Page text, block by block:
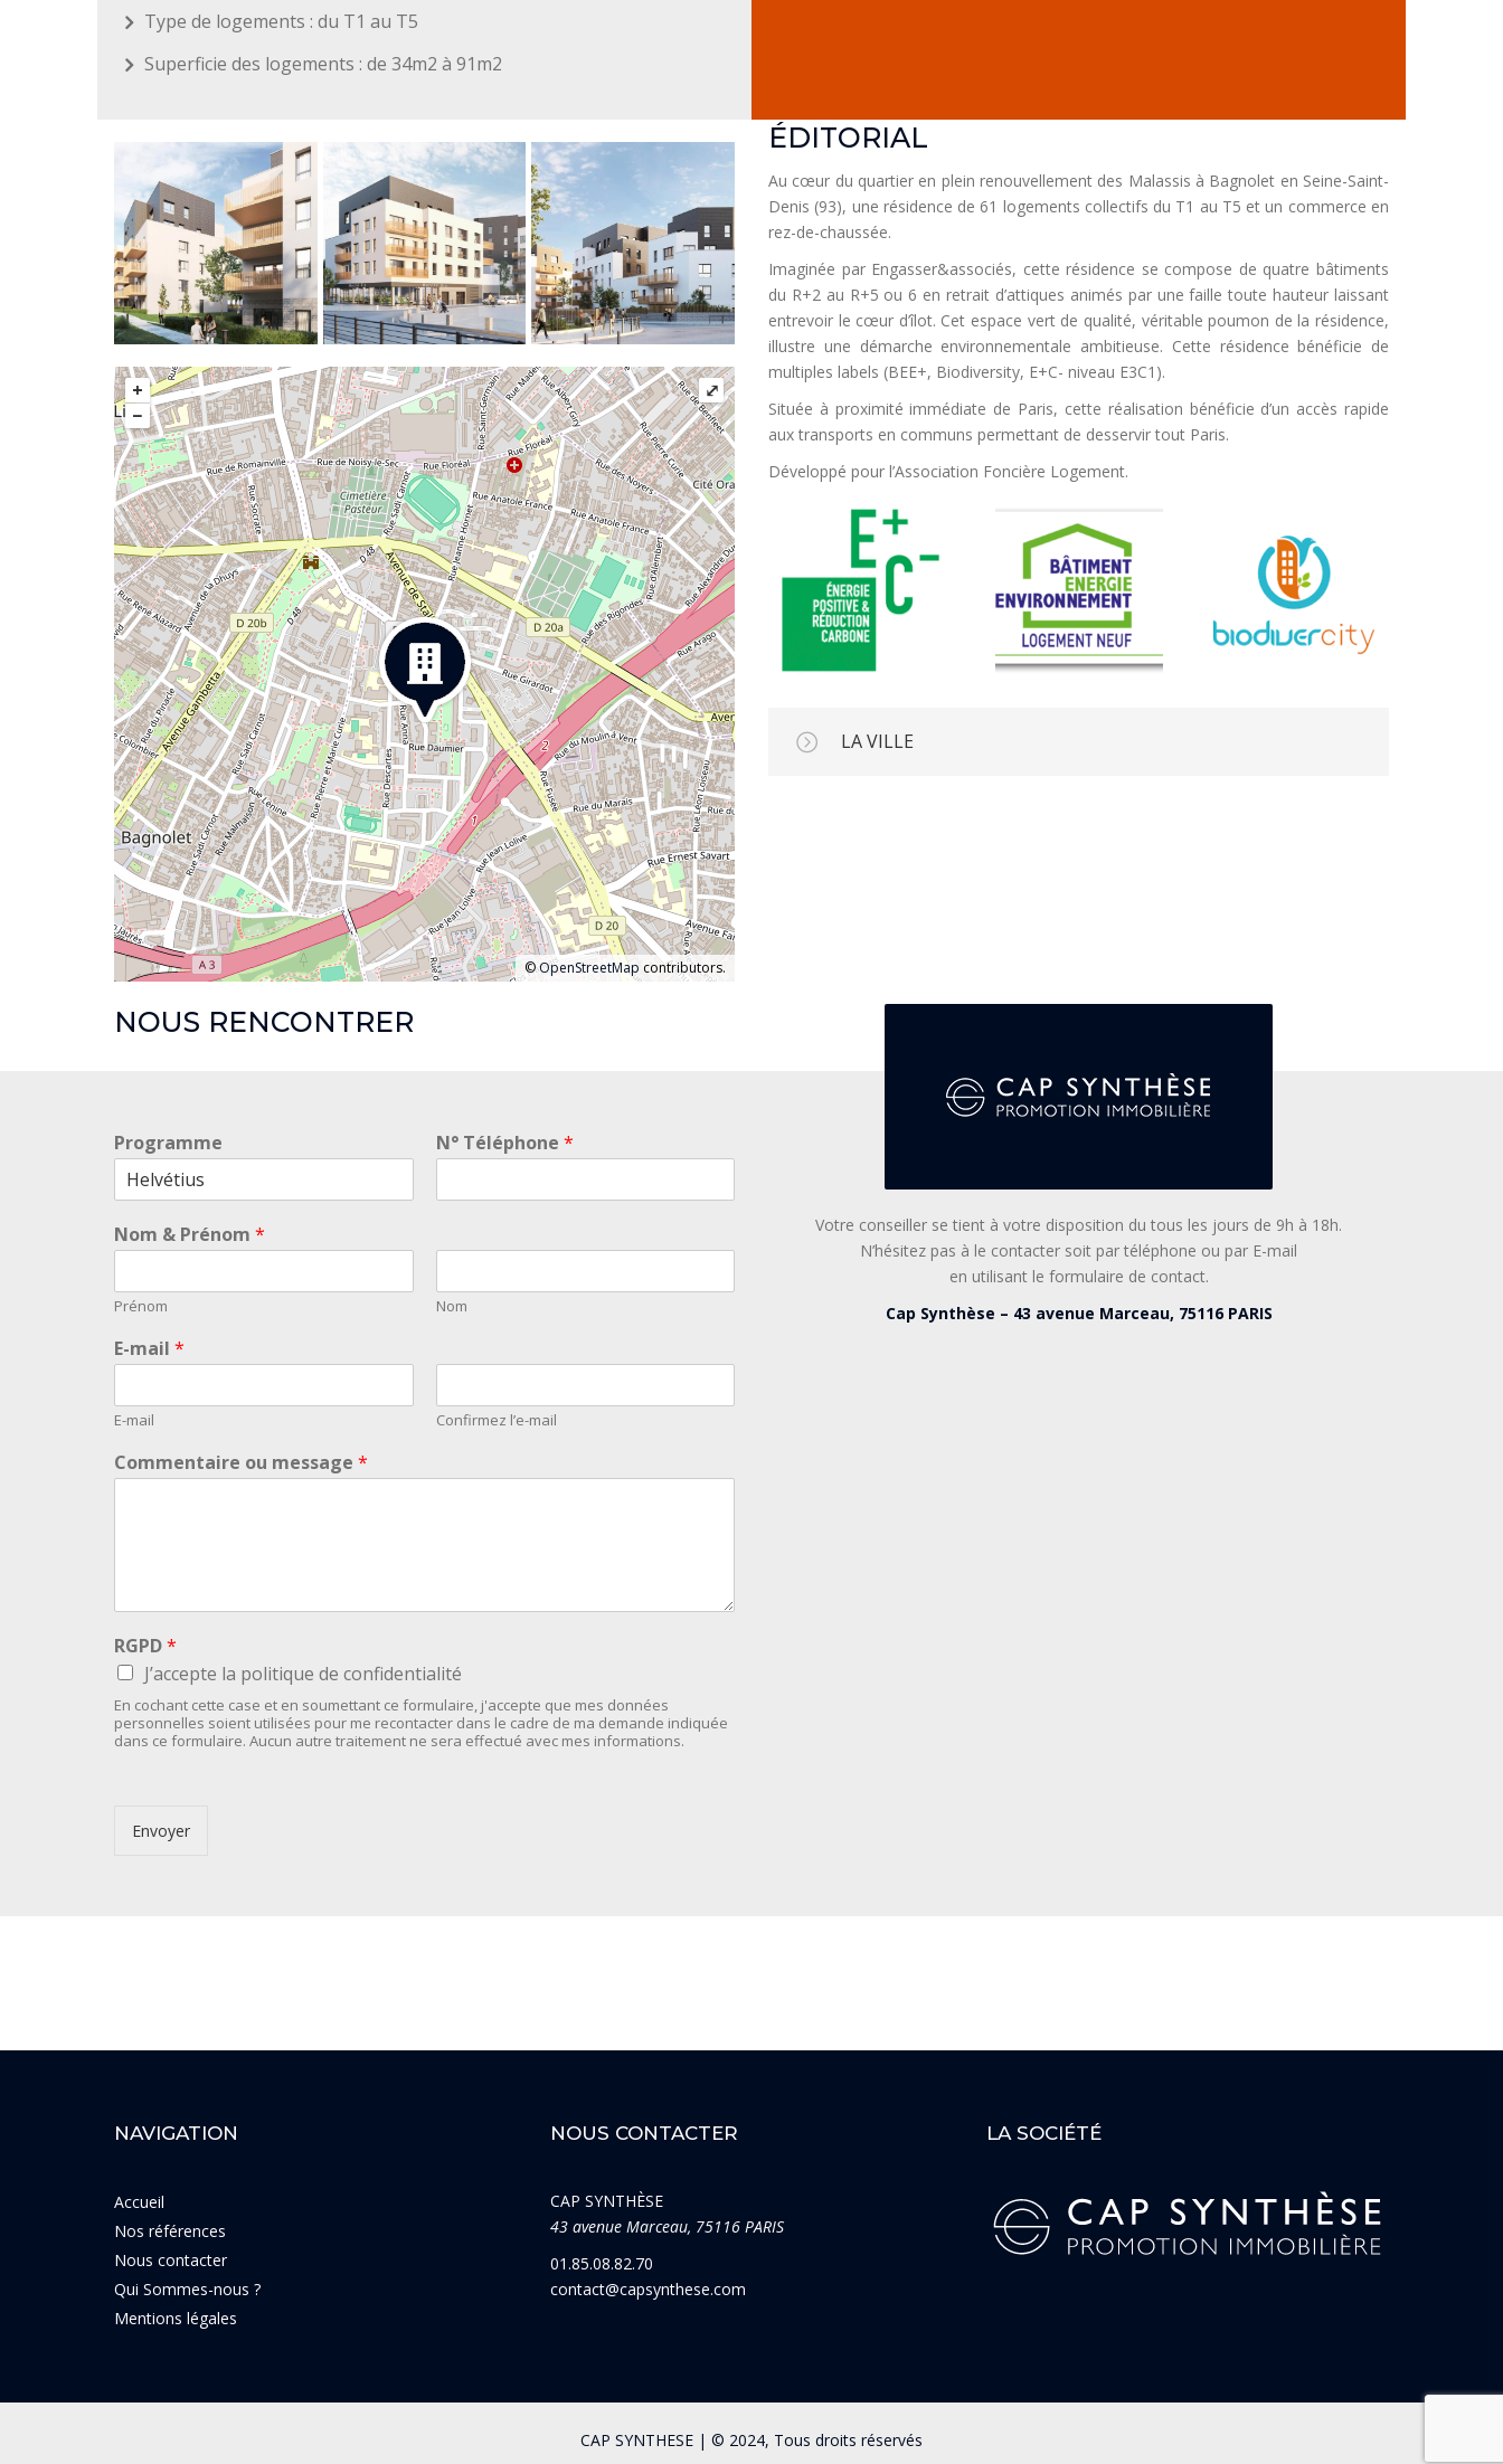
Type de logements : du T1 au T5
Superficie des logements : de 34m2 à 91m2
+
−
©OpenStreetMap contributors.
⤢
ÉDITORIAL
Au cœur du quartier en plein renouvellement des Malassis à Bagnolet en Seine-Saint-
Denis (93), une résidence de 61 logements collectifs du T1 au T5 et un commerce en
rez-de-chaussée.
Imaginée par Engasser&associés, cette résidence se compose de quatre bâtiments
du R+2 au R+5 ou 6 en retrait d’attiques animés par une faille toute hauteur laissant
entrevoir le cœur d’îlot. Cet espace vert de qualité, véritable poumon de la résidence,
illustre une démarche environnementale ambitieuse. Cette résidence bénéficie de
multiples labels (BEE+, Biodiversity, E+C- niveau E3C1).
Située à proximité immédiate de Paris, cette réalisation bénéficie d’un accès rapide
aux transports en communs permettant de desservir tout Paris.
Développé pour l’Association Foncière Logement.
LA VILLE
NOUS RENCONTRER
Programme N° Téléphone *
Nom & Prénom *
Prénom Nom
E-mail *
E-mail Confirmez l’e-mail
Commentaire ou message *
RGPD*
J’accepte la politique de confidentialité
En cochant cette case et en soumettant ce formulaire, j'accepte que mes données
personnelles soient utilisées pour me recontacter dans le cadre de ma demande indiquée
dans ce formulaire. Aucun autre traitement ne sera effectué avec mes informations.
Envoyer
Votre conseiller se tient à votre disposition du tous les jours de 9h à 18h.
N’hésitez pas à le contacter soit par téléphone ou par E-mail
en utilisant le formulaire de contact.
Cap Synthèse – 43 avenue Marceau, 75116 PARIS
NAVIGATION
Accueil
Nos références
Nous contacter
Qui Sommes-nous ?
Mentions légales
NOUS CONTACTER
CAP SYNTHÈSE
43 avenue Marceau, 75116 PARIS
01.85.08.82.70
contact@capsynthese.com
LA SOCIÉTÉ
CAP SYNTHESE | © 2024, Tous droits réservés